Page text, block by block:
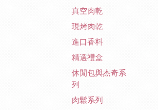
真空肉乾
現烤肉乾
進口香料
精選禮盒
休閒包與杰奇系
列
肉鬆系列